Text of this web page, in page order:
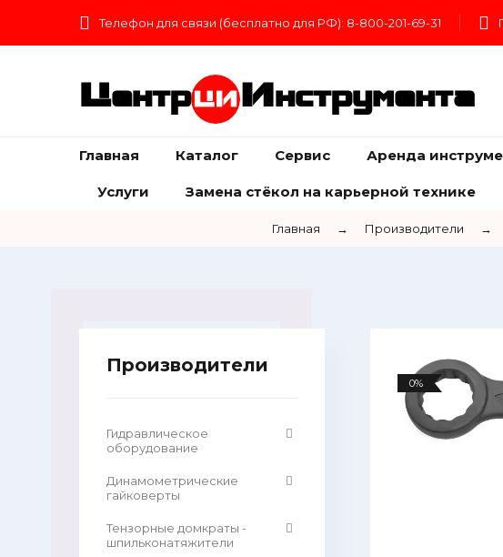
Телефон для связи (бесплатно для РФ): 8-800-201-69-31
Центр Инструмента
Главная Каталог Сервис Аренда
Услуги Замена стёкол на карьерной технике
Главная → Производители →
0%
Производители
Гидравлическое
оборудование
Динамометрические
гайковерты
Тензорные домкраты -
шпильконатяжители